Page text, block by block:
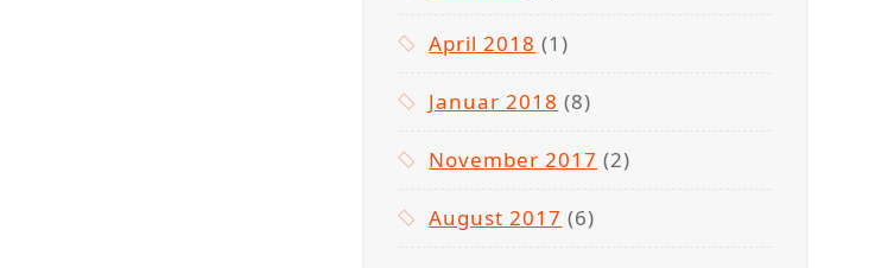
April 2018 (1)
Januar 2018 (8)
November 2017 (2)
August 2017 (6)